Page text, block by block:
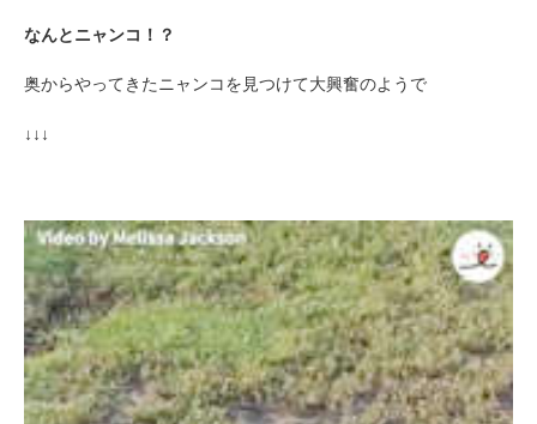
なんとニャンコ！？
奥からやってきたニャンコを見つけて大興奮のようで
↓↓↓